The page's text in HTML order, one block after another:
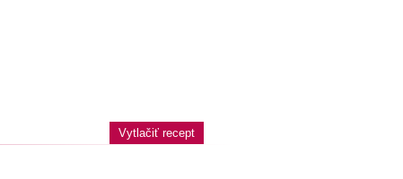
Vytlačiť recept